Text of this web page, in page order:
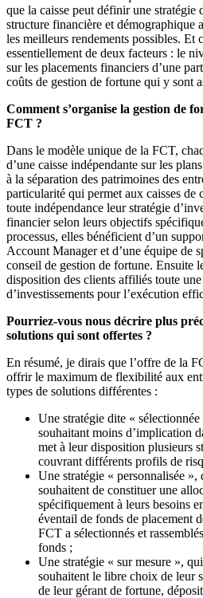
que la caisse peut définir une stratégie
structure financière et démographique
les meilleurs rendements possibles. Et
essentiellement de deux facteurs : le
sur les placements financiers d’une
coûts de gestion de fortune qui y sont
Comment s’organise la gestion de
FCT ?
Dans le modèle unique de la FCT,
d’une caisse indépendante sur les
à la séparation des patrimoines des
particularité qui permet aux caisses
toute indépendance leur stratégie
financier selon leurs objectifs
processus, elles bénéficient d’un
Account Manager et d’une équipe de
conseil de gestion de fortune. Ensuite
disposition des clients affiliés toute
d’investissements pour l’exécution
Pourriez-vous nous décrire plus
solutions qui sont offertes ?
En résumé, je dirais que l’offre de la
offrir le maximum de flexibilité aux
types de solutions différentes :
Une stratégie dite « sélectionnée
souhaitant moins d’implication
met à leur disposition plusieurs
couvrant différents profils de
Une stratégie « personnalisée
souhaitent de constituer une
spécifiquement à leurs besoins
éventail de fonds de placement
FCT a sélectionnés et
fonds ;
Une stratégie « sur mesure »,
souhaitent le libre choix de leur
de leur gérant de fortune,